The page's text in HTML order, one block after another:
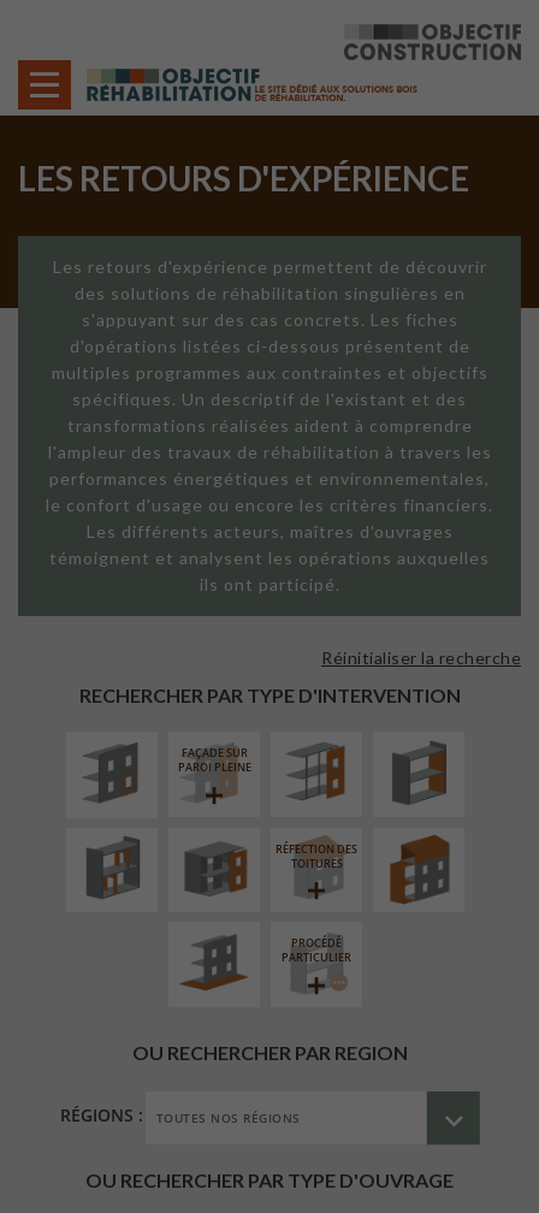
LES RETOURS D'EXPÉRIENCE
Les retours d'expérience permettent de découvrir
des solutions de réhabilitation singulières en
s'appuyant sur des cas concrets. Les fiches
d'opérations listées ci-dessous présentent de
multiples programmes aux contraintes et objectifs
spécifiques. Un descriptif de l'existant et des
transformations réalisées aident à comprendre
l'ampleur des travaux de réhabilitation à travers les
performances énergétiques et environnementales,
le confort d'usage ou encore les critères financiers.
Les différents acteurs, maîtres d'ouvrages
témoignent et analysent les opérations auxquelles
ils ont participé.
RECHERCHER PAR TYPE D'INTERVENTION
Réinitialiser la recherche
EXTÉRIEURE
FAÇADE SUR
PAROI PLEINE
FAÇADE SUR
LINÉAIRE
ISOLATION
INTÉRIEURE
RÉAMÉNAGEMENT
INTÉRIEUR
FERMETURE
LOGGIAS
RÉFECTION DES
TOITURES
SURÉLÉVATION
EXTENSION
AMÉNAGEMENT
EXTÉRIEUR
PROCÉDÉ
PARTICULIER
OU RECHERCHER PAR REGION
RÉGIONS :
OU RECHERCHER PAR TYPE D'OUVRAGE